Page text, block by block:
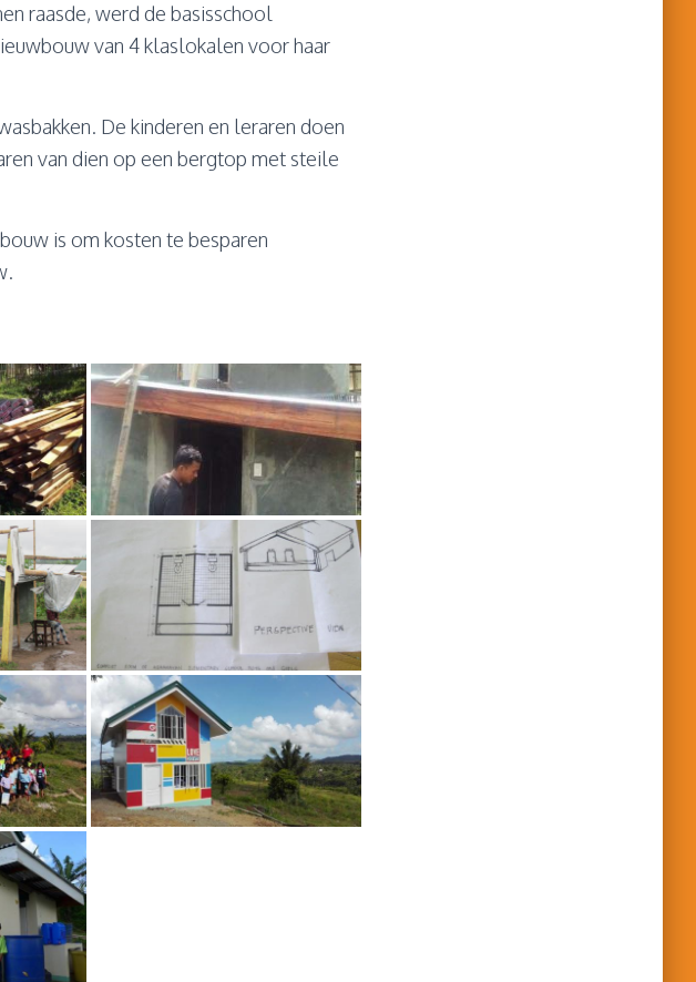
raasde, werd de basisschool
van 4 klaslokalen voor haar
De kinderen en leraren doen
van dien op een bergtop met steile
is om kosten te besparen